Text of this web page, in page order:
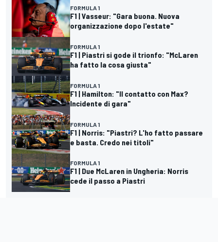
FORMULA 1
F1 | Vasseur: "Gara buona. Nuova
organizzazione dopo l'estate"
FORMULA 1
F1 | Piastri si gode il trionfo: "McLaren
ha fatto la cosa giusta"
FORMULA 1
F1 | Hamilton: "Il contatto con Max?
Incidente di gara"
FORMULA 1
F1 | Norris: "Piastri? L'ho fatto passare
e basta. Credo nei titoli"
FORMULA 1
F1 | Due McLaren in Ungheria: Norris
cede il passo a Piastri